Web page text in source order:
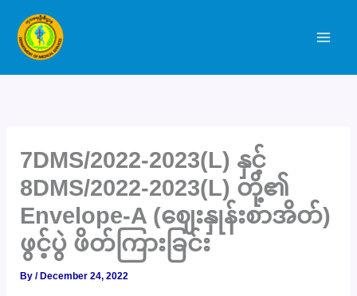
content
7DMS/2022-2023(L) နှင့်
8DMS/2022-2023(L) တို့၏
Envelope-A (ဈေးနှုန်းစာအိတ်)
ဖွင့်ပွဲ ဖိတ်ကြားခြင်း
By/ December 24, 2022